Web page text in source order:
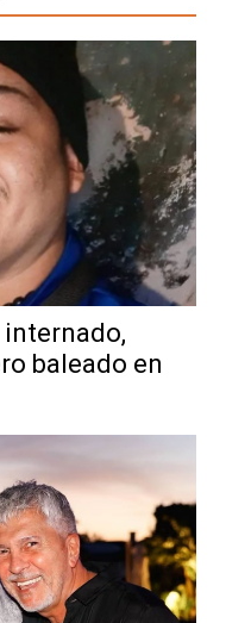
internado,
baleado en